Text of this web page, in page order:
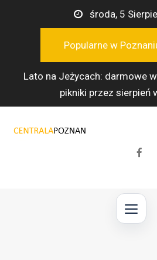
treści
środa, 5
Popularne w
Lato na Jeżycach: darmowe
pikniki przez sierpień